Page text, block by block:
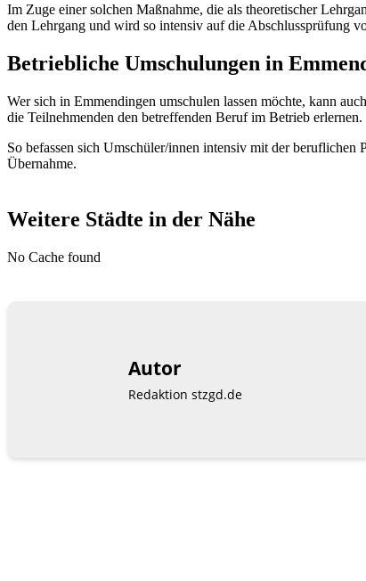
Im Zuge einer solchen Maßnahme, die als theoretischer
den Lehrgang und wird so intensiv auf die Abschlussprüfung
Betriebliche Umschulungen in
Wer sich in Emmendingen umschulen lassen möchte, kann
die Teilnehmenden den betreffenden Beruf im Betrieb erlernen.
So befassen sich Umschüler/innen intensiv mit der
Übernahme.
Weitere Städte in der Nähe
No Cache found
Autor
Redaktion stzgd.de